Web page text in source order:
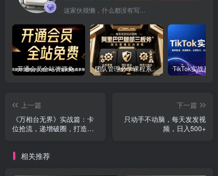
这家伙很懒，什么都没有写...
开通会员全站资源免费下载 开通VIP会员 HY资源库 团队管理必学课程系列，阿里巴巴“腿部三板斧”
上一篇
《万相台无界》实战篇：卡
位抢流，递增破圈，打造店
下一篇
只动手不动脑，每天发发视
频，日入500+
相关推荐